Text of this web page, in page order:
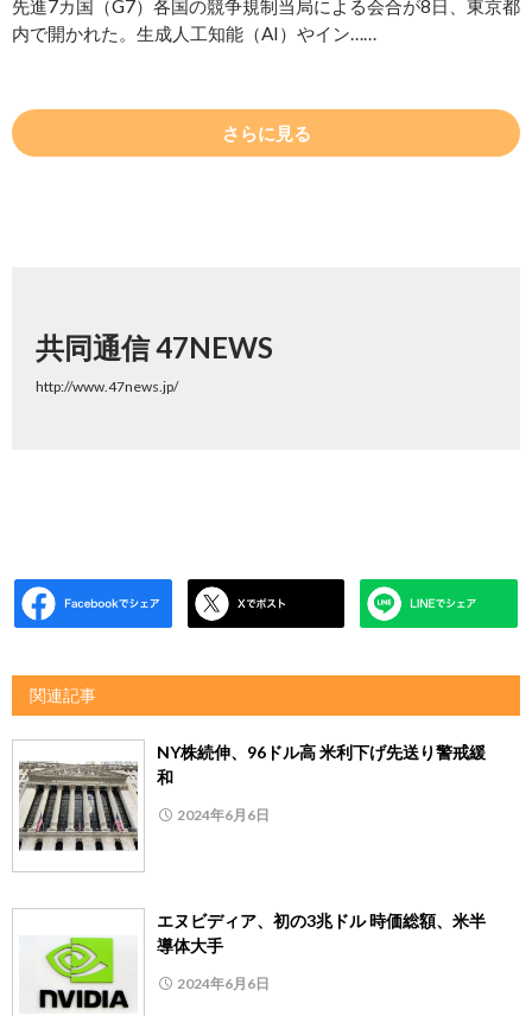
先進7カ国（G7）各国の競争規制当局による会合が8日、東京都
内で開かれた。生成人工知能（AI）やイン……
さらに見る
共同通信 47NEWS
http://www.47news.jp/
関連記事
NY株続伸、96ドル高 米利下げ先送り警戒緩
和
2024年6月6日
エヌビディア、初の3兆ドル 時価総額、米半
導体大手
2024年6月6日